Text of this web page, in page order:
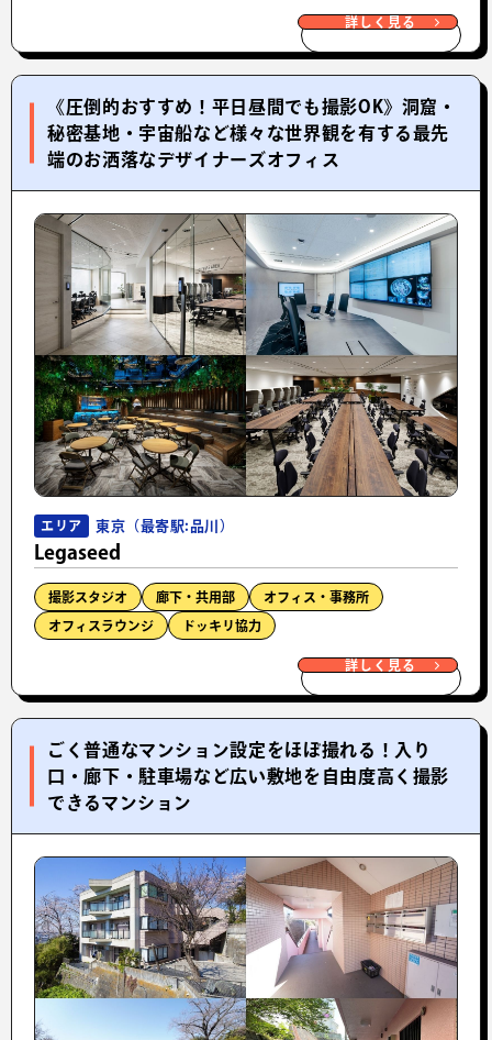
詳しく見る
《圧倒的おすすめ！平日昼間でも撮影OK》洞窟・
秘密基地・宇宙船など様々な世界観を有する最先
端のお洒落なデザイナーズオフィス
エリア 東京（最寄駅:品川）
Legaseed
撮影スタジオ 廊下・共用部 オフィス・事務所
オフィスラウンジ ドッキリ協力
詳しく見る
ごく普通なマンション設定をほぼ撮れる！入り
口・廊下・駐車場など広い敷地を自由度高く撮影
できるマンション